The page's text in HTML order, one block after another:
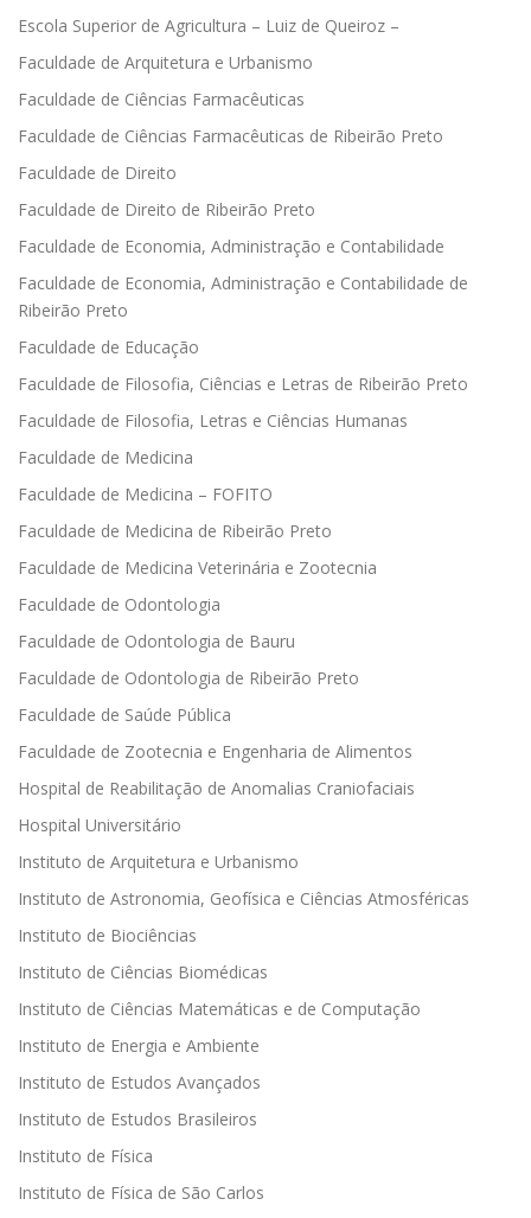
Escola Superior de Agricultura – Luiz de Queiroz –
Faculdade de Arquitetura e Urbanismo
Faculdade de Ciências Farmacêuticas
Faculdade de Ciências Farmacêuticas de Ribeirão Preto
Faculdade de Direito
Faculdade de Direito de Ribeirão Preto
Faculdade de Economia, Administração e Contabilidade
Faculdade de Economia, Administração e Contabilidade de
Ribeirão Preto
Faculdade de Educação
Faculdade de Filosofia, Ciências e Letras de Ribeirão Preto
Faculdade de Filosofia, Letras e Ciências Humanas
Faculdade de Medicina
Faculdade de Medicina – FOFITO
Faculdade de Medicina de Ribeirão Preto
Faculdade de Medicina Veterinária e Zootecnia
Faculdade de Odontologia
Faculdade de Odontologia de Bauru
Faculdade de Odontologia de Ribeirão Preto
Faculdade de Saúde Pública
Faculdade de Zootecnia e Engenharia de Alimentos
Hospital de Reabilitação de Anomalias Craniofaciais
Hospital Universitário
Instituto de Arquitetura e Urbanismo
Instituto de Astronomia, Geofísica e Ciências Atmosféricas
Instituto de Biociências
Instituto de Ciências Biomédicas
Instituto de Ciências Matemáticas e de Computação
Instituto de Energia e Ambiente
Instituto de Estudos Avançados
Instituto de Estudos Brasileiros
Instituto de Física
Instituto de Física de São Carlos